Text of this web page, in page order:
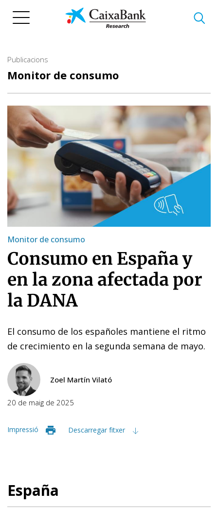
Publicacions
Monitor de consumo
Monitor de consumo
Consumo en España y
en la zona afectada por
la DANA
El consumo de los españoles mantiene el ritmo
de crecimiento en la segunda semana de mayo.
Zoel Martín Vilató
20 de maig de 2025
Impressió Descarregar fitxer
España